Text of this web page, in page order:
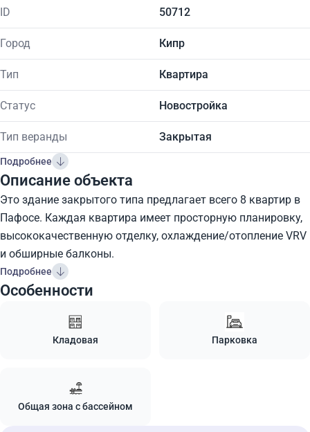
ID 50712
Город Кипр
Тип Квартира
Статус Новостройка
Тип веранды Закрытая
Подробнее
Описание объекта
Это здание закрытого типа предлагает всего 8 квартир в
Пафосе. Каждая квартира имеет просторную планировку,
высококачественную отделку, охлаждение/отопление VRV
и обширные балконы.
Подробнее
Особенности
Кладовая Парковка
Общая зона с бассейном